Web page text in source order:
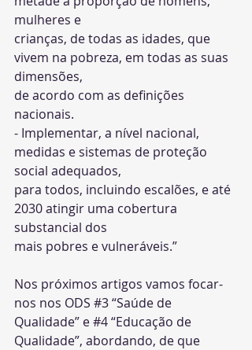
mulheres e
crianças, de todas as idades, que
vivem na pobreza, em todas as suas
dimensões,
de acordo com as definições
nacionais.
- Implementar, a nível nacional,
medidas e sistemas de proteção
social adequados,
para todos, incluindo escalões, e até
2030 atingir uma cobertura
substancial dos
mais pobres e vulneráveis.”
Nos próximos artigos vamos focar-
nos nos ODS #3 “Saúde de
Qualidade” e #4 “Educação de
Qualidade”, abordando, de que